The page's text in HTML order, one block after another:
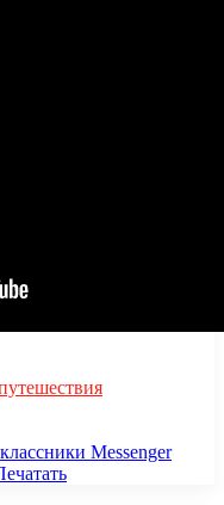
Messenger